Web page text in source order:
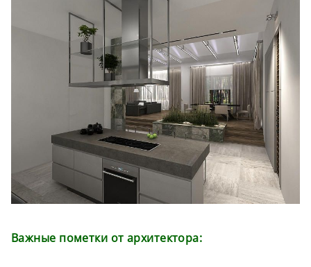
Важные пометки от архитектора: